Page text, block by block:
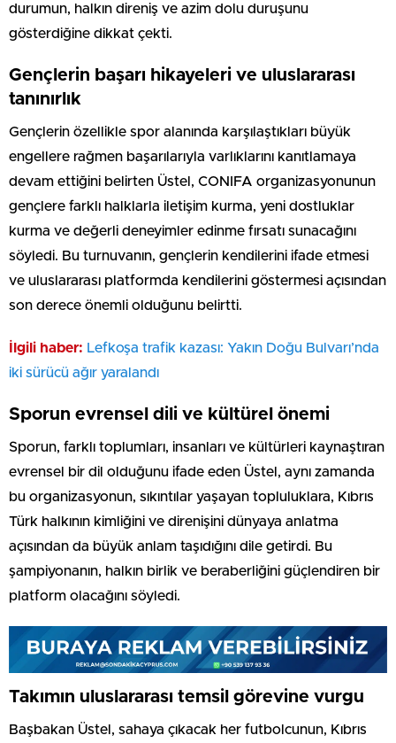
durumun, halkın direniş ve azim dolu duruşunu
gösterdiğine dikkat çekti.
Gençlerin başarı hikayeleri ve uluslararası
tanınırlık
Gençlerin özellikle spor alanında karşılaştıkları büyük
engellere rağmen başarılarıyla varlıklarını kanıtlamaya
devam ettiğini belirten Üstel, CONIFA organizasyonunun
gençlere farklı halklarla iletişim kurma, yeni dostluklar
kurma ve değerli deneyimler edinme fırsatı sunacağını
söyledi. Bu turnuvanın, gençlerin kendilerini ifade etmesi
ve uluslararası platformda kendilerini göstermesi açısından
son derece önemli olduğunu belirtti.
İlgili haber: Lefkoşa trafik kazası: Yakın Doğu Bulvarı’nda
iki sürücü ağır yaralandı
Sporun evrensel dili ve kültürel önemi
Sporun, farklı toplumları, insanları ve kültürleri kaynaştıran
evrensel bir dil olduğunu ifade eden Üstel, aynı zamanda
bu organizasyonun, sıkıntılar yaşayan topluluklara, Kıbrıs
Türk halkının kimliğini ve direnişini dünyaya anlatma
açısından da büyük anlam taşıdığını dile getirdi. Bu
şampiyonanın, halkın birlik ve beraberliğini güçlendiren bir
platform olacağını söyledi.
Takımın uluslararası temsil görevine vurgu
Başbakan Üstel, sahaya çıkacak her futbolcunun, Kıbrıs